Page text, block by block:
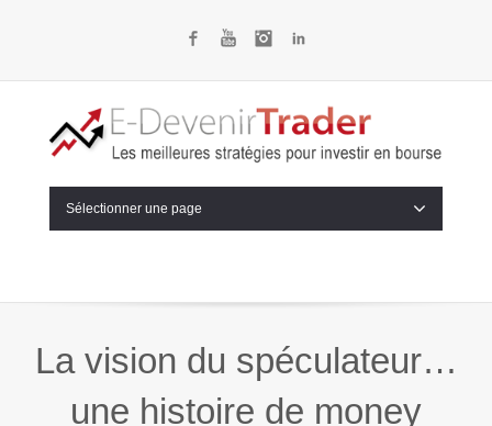
FacebookYouTubeInstagram
Sélectionner une page
La vision du spéculateur…
une histoire de money